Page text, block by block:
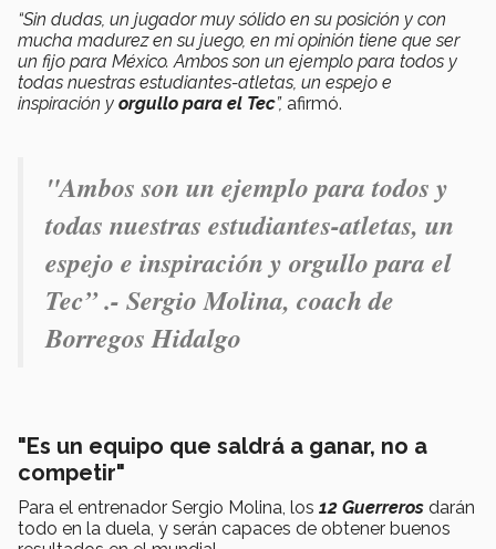
“Sin dudas, un jugador muy sólido en su posición y con
mucha madurez en su juego, en mi opinión tiene que ser
un fijo para México. Ambos son un ejemplo para todos y
todas nuestras estudiantes-atletas, un espejo e
inspiración y orgullo para el Tec”, afirmó.
"Ambos son un ejemplo para todos y
todas nuestras estudiantes-atletas, un
espejo e inspiración y orgullo para el
Tec” .- Sergio Molina, coach de
Borregos Hidalgo
"Es un equipo que saldrá a ganar, no a
competir"
Para el entrenador Sergio Molina, los 12 Guerreros darán
todo en la duela, y serán capaces de obtener buenos